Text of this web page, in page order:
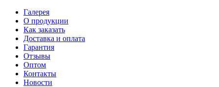
Галерея
О продукции
Как заказать
Доставка и оплата
Гарантия
Отзывы
Оптом
Контакты
Новости